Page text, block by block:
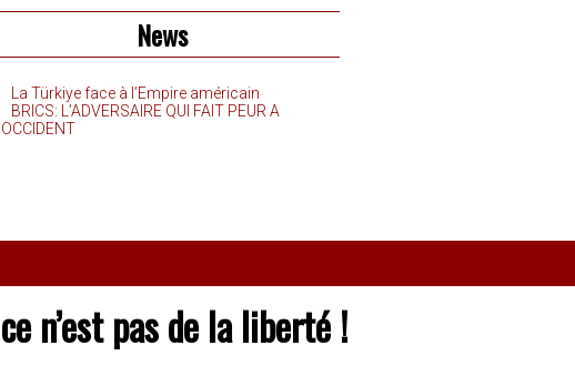
News
La Türkiye face à l’Empire américain
BRICS: L’ADVERSAIRE QUI FAIT PEUR A
n’est pas de la liberté !